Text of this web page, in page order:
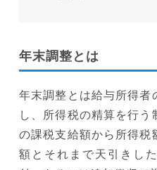
年末調整とは
年末調整とは給与所得者
し、所得税の精算を行う
の課税支給額から所得税
額とそれまで天引きし